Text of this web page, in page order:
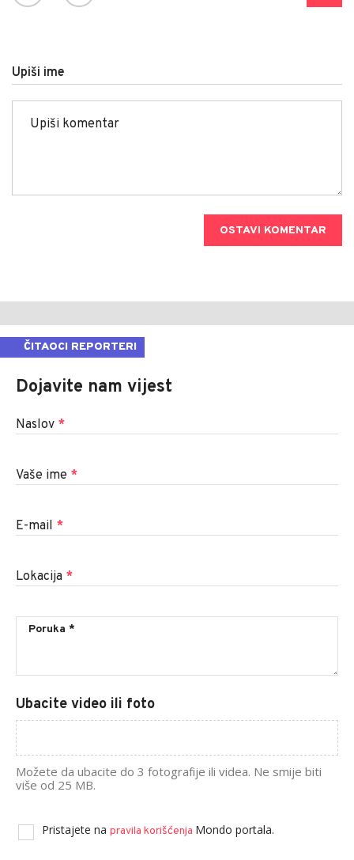
Upiši ime
OSTAVI KOMENTAR
ČITAOCI REPORTERI
Dojavite nam vijest
Naslov *
Vaše ime *
E-mail *
Lokacija *
Ubacite video ili foto
Možete da ubacite do 3 fotografije ili videa. Ne smije biti
više od 25 MB.
Pristajete na pravila korišćenja Mondo portala.